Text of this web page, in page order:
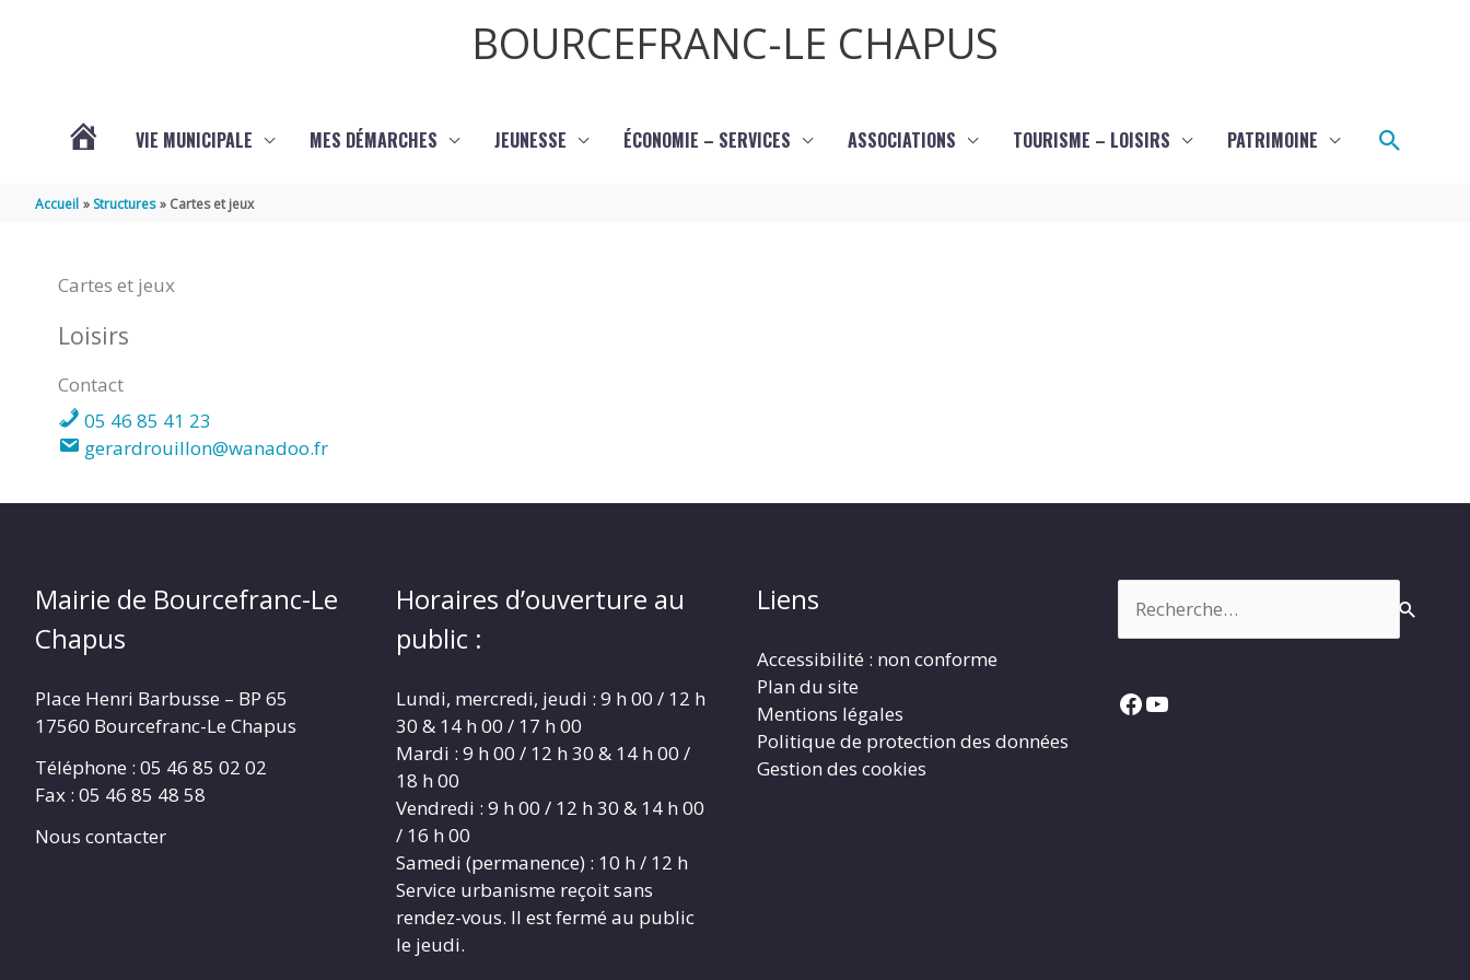
BOURCEFRANC-LE CHAPUS
VIE MUNICIPALE MES DÉMARCHES JEUNESSE ÉCONOMIE – SERVICES ASSOCIATIONS TOURISME – LOISIRS PATRIMOINE
Accueil Structures Cartes et jeux
Cartes et jeux
Loisirs
Contact
05 46 85 41 23
gerardrouillon@wanadoo.fr
Mairie de Bourcefranc-Le
Chapus
Place Henri Barbusse – BP 65
17560 Bourcefranc-Le Chapus
Téléphone : 05 46 85 02 02
Fax : 05 46 85 48 58
Nous contacter
Horaires d’ouverture au
public :
Lundi, mercredi, jeudi : 9 h 00 / 12 h
30 & 14 h 00 / 17 h 00
Mardi : 9 h 00 / 12 h 30 & 14 h 00 /
18 h 00
Vendredi : 9 h 00 / 12 h 30 & 14 h 00
/ 16 h 00
Samedi (permanence) : 10 h / 12 h
Service urbanisme reçoit sans
rendez-vous. Il est fermé au public
le jeudi.
Liens
Accessibilité : non conforme
Plan du site
Mentions légales
Politique de protection des données
Gestion des cookies
Facebook
YouTube